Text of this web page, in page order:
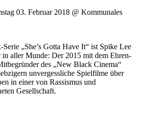
03. Februar 2018 @ Kommunales
„She’s Gotta Have It“ ist Spike Lee
in aller Munde: Der 2015 mit dem Ehren-
des „New Black Cinema“
unvergessliche Spielfilme über
in einer von Rassismus und
Gesellschaft.